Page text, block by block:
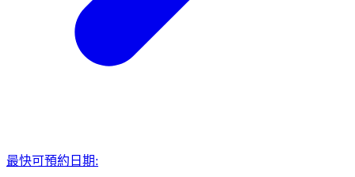
最快可預約日期: